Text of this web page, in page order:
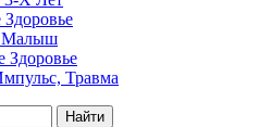
Здоровье
Травма
Найти